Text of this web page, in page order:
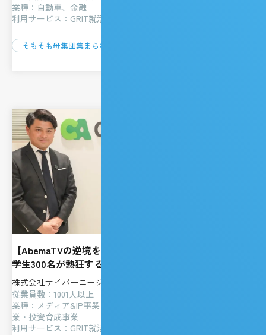
業種：自動車、金融
利用サービス：GRIT就活イベント
そもそも母集団集まらない
【AbemaTVの逆境を支えた「やり抜く力（GRIT）」】
学生300名が熱狂するGRIT就活イベントの裏側に迫る
株式会社サイバーエージェント
従業員数：1001人以上
業種：メディア&IP事業・インターネット広告事業・ゲーム事
業・投資育成事業
利用サービス：GRIT就活イベント